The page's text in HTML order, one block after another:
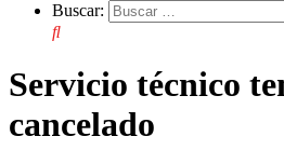
Buscar:
Servicio técnico
cancelado